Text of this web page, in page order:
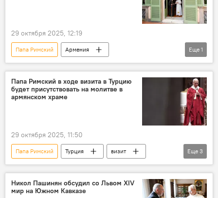
29 октября 2025, 12:19
Папа Римский
Армения
Новости Армения
Турция
Еще 1
Папа Римский в ходе визита в Турцию
будет присутствовать на молитве в
армянском храме
29 октября 2025, 11:50
Папа Римский Турция
визит
Армения
Новости Армения
Политика
Еще 3
Никол Пашинян обсудил со Львом XIV
мир на Южном Кавказе